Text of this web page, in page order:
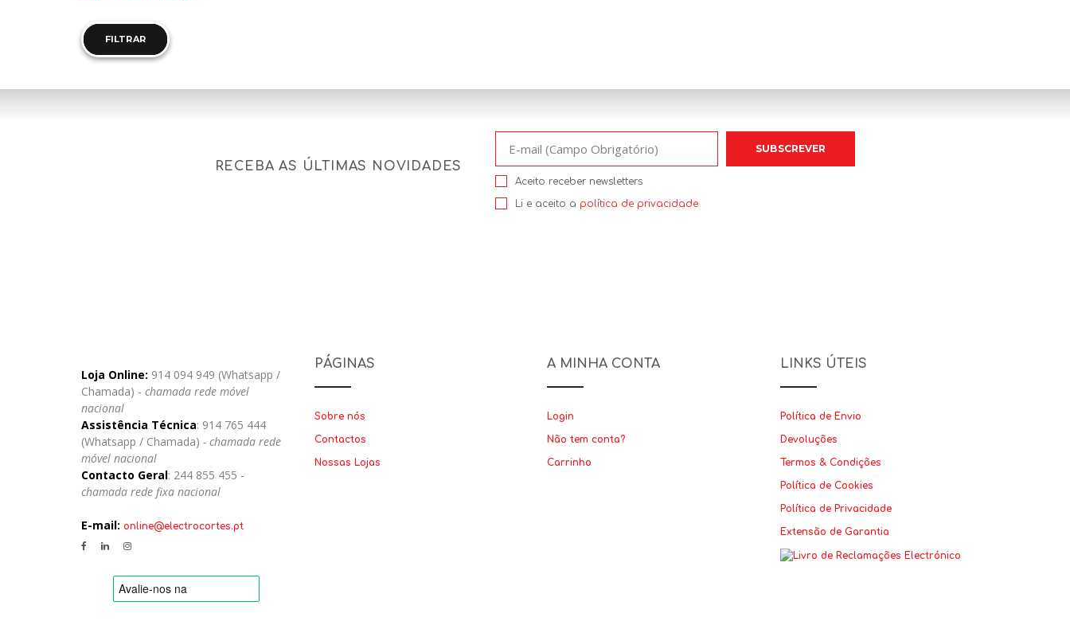
FILTRAR
RECEBA AS ÚLTIMAS NOVIDADES
Aceito receber newsletters
Li e aceito a política de privacidade
Loja Online: 914 094 949 (Whatsapp /
Chamada) - chamada rede móvel
nacional
Assistência Técnica: 914 765 444
(Whatsapp / Chamada) - chamada rede
móvel nacional
Contacto Geral: 244 855 455 -
chamada rede fixa nacional
E-mail: online@electrocortes.pt
PÁGINAS
Sobre nós
Contactos
Nossas Lojas
A MINHA CONTA
Login
Não tem conta?
Carrinho
LINKS ÚTEIS
Política de Envio
Devoluções
Termos & Condições
Política de Cookies
Política de Privacidade
Extensão de Garantia